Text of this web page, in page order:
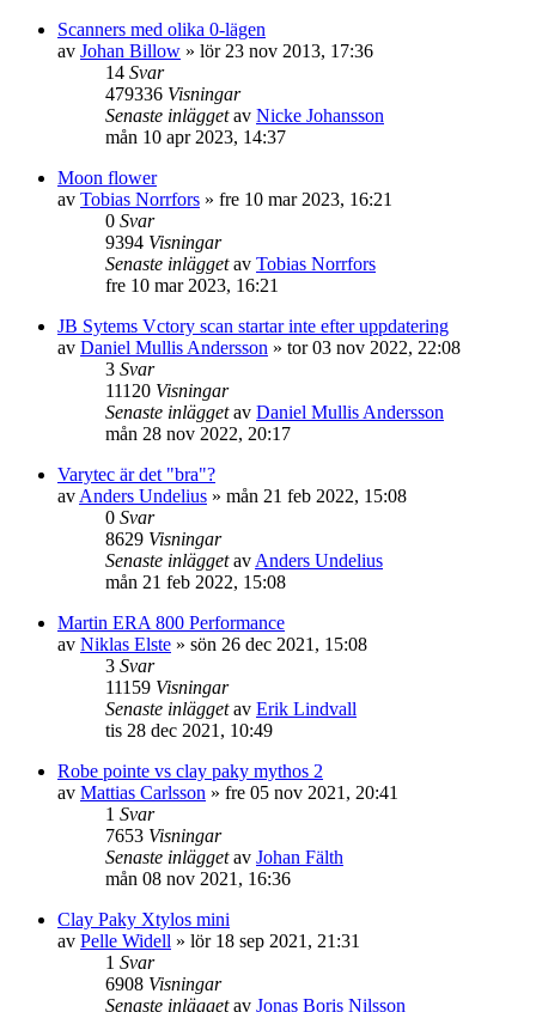
Scanners med olika 0-lägen
av Johan Billow » lör 23 nov 2013, 17:36
14 Svar
479336 Visningar
Senaste inläggetav Nicke Johansson
mån 10 apr 2023, 14:37
Moon flower
av Tobias Norrfors » fre 10 mar 2023, 16:21
0 Svar
9394 Visningar
Senaste inläggetav Tobias Norrfors
fre 10 mar 2023, 16:21
JB Sytems Vctory scan startar inte efter uppdatering
av Daniel Mullis Andersson » tor 03 nov 2022, 22:08
3 Svar
11120 Visningar
Senaste inläggetav Daniel Mullis Andersson
mån 28 nov 2022, 20:17
Varytec är det "bra"?
av Anders Undelius » mån 21 feb 2022, 15:08
0 Svar
8629 Visningar
Senaste inläggetav Anders Undelius
mån 21 feb 2022, 15:08
Martin ERA 800 Performance
av Niklas Elste » sön 26 dec 2021, 15:08
3 Svar
11159 Visningar
Senaste inläggetav Erik Lindvall
tis 28 dec 2021, 10:49
Robe pointe vs clay paky mythos 2
av Mattias Carlsson » fre 05 nov 2021, 20:41
1 Svar
7653 Visningar
Senaste inläggetav Johan Fälth
mån 08 nov 2021, 16:36
Clay Paky Xtylos mini
av Pelle Widell » lör 18 sep 2021, 21:31
1 Svar
6908 Visningar
Senaste inläggetav Jonas Boris Nilsson